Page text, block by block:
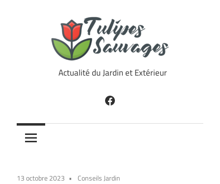
TulipesActualité du Jardin et Extérieur
Facebook
13 octobre 2023 Conseils Jardin